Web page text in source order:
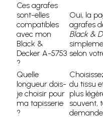
Ces agrafes
sont-elles
compatibles
avec mon
Black &
Decker A-5753
?
Oui, la
agrafes
Black &
selon
Quelle
longueur dois-
je choisir pour
ma tapisserie
?
du tissu
plus
souvent,